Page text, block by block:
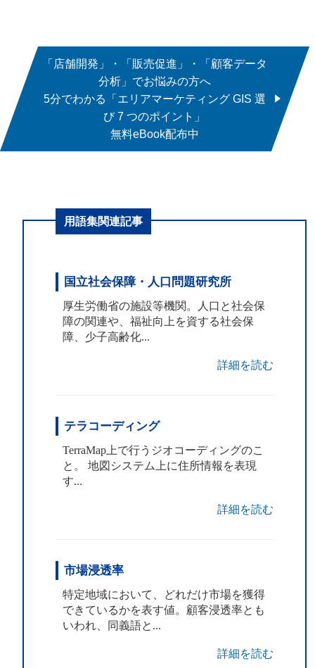
「店舗開発」・「販売促進」・「顧客データ
分析」でお悩みの方へ
5分でわかる「エリアマーケティング GIS 選
び 7 つのポイント」
無料eBook配布中
用語集関連記事
国立社会保障・人口問題研究所
厚生労働省の施設等機関。人口と社会保
障の関連や、福祉向上を資する社会保
障、少子高齢化...
詳細を読む
テラコーディング
TerraMap上で行うジオコーディングのこ
と。 地図システム上に住所情報を表現
す...
詳細を読む
市場浸透率
特定地域において、どれだけ市場を獲得
できているかを表す値。顧客浸透率とも
いわれ、同義語と...
詳細を読む